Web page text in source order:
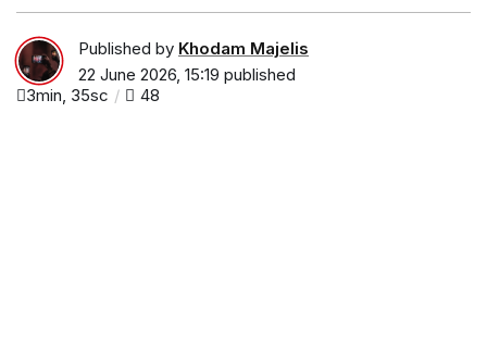
Published by Khodam Majelis
22 June 2026, 15:19 published
3min, 35sc
48